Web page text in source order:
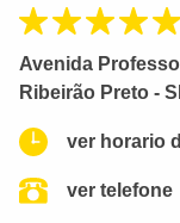
Avenida
Ribeirão Preto -
ver horario
ver telefone